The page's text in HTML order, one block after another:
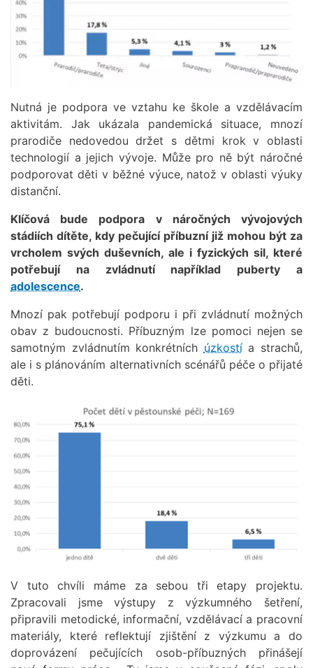
Nutná je podpora ve vztahu ke škole a vzdělávacím
aktivitám. Jak ukázala pandemická situace, mnozí
prarodiče nedovedou držet s dětmi krok v oblasti
technologií a jejich vývoje. Může pro ně být náročné
podporovat děti v běžné výuce, natož v oblasti výuky
distanční.
Klíčová bude podpora v náročných vývojových
stádiích dítěte, kdy pečující příbuzní již mohou být za
vrcholem svých duševních, ale i fyzických sil, které
potřebují na zvládnutí například puberty a
adolescence.
Mnozí pak potřebují podporu i při zvládnutí možných
obav z budoucnosti. Příbuzným lze pomoci nejen se
samotným zvládnutím konkrétních úzkostía strachů,
ale i s plánováním alternativních scénářů péče o přijaté
děti.
V tuto chvíli máme za sebou tři etapy projektu.
Zpracovali jsme výstupy z výzkumného šetření,
připravili metodické, informační, vzdělávací a pracovní
materiály, které reflektují zjištění z výzkumu a do
doprovázení pečujících osob-příbuzných přinášejí